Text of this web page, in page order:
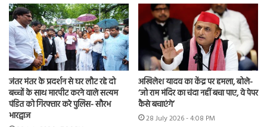
जंतर मंतर के प्रदर्शन से घर लौट रहे दो
बच्चों के साथ मारपीट करने वाले सत्यम
पंडित को गिरफ्तार करे पुलिस- सौरभ
भारद्वाज
अखिलेश यादव का केंद्र पर हमला, बोले-
‘जो राम मंदिर का चंदा नहीं बचा पाए, वे पेपर
कैसे बचाएंगे’
28 July 2026 - 4:08 PM